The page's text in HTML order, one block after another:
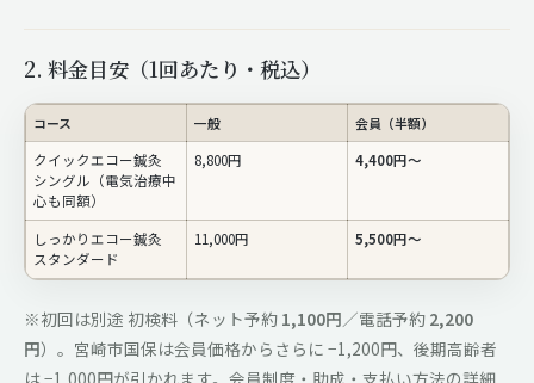
2. 料金目安（1回あたり・税込）
コース 一般
会員（半額）
クイックエコー鍼灸
シングル（電気治療中
心も同額）
8,800円 4,400円〜
しっかりエコー鍼灸
スタンダード
11,000円 5,500円〜
※初回は別途 初検料（ネット予約 1,100円／電話予約 2,200
円）。宮崎市国保は会員価格からさらに −1,200円、後期高齢者